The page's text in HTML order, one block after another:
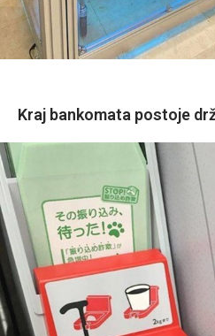
Kraj bankomata postoje